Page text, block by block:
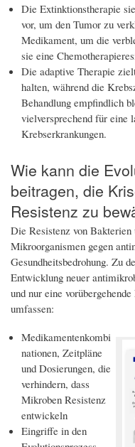
Die Extinktionstherapie
vor, um den Tumor zu
Medikament, um die
sie eine
Die adaptive Therapie
halten, während die
Behandlung empfindlich
vielversprechend für eine
Krebserkrankungen.
Wie kann die
beitragen, die
Resistenz zu
Die Resistenz von Bakterien
Mikroorganismen gegen
Gesundheitsbedrohung. Zu
Entwicklung neuer
und nur eine
umfassen:
Medikamentenkombi
nationen, Zeitpläne
und Dosierungen, die
verhindern, dass
Mikroben Resistenz
entwickeln
Eingriffe in den